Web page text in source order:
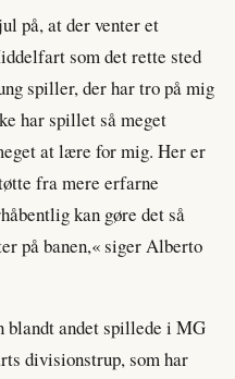
på, at der venter et
som det rette sted
spiller, der har tro på mig
har spillet så meget
at lære for mig. Her er
fra mere erfarne
kan gøre det så
på banen,« siger Alberto
blandt andet spillede i MG
divisionstrup, som har